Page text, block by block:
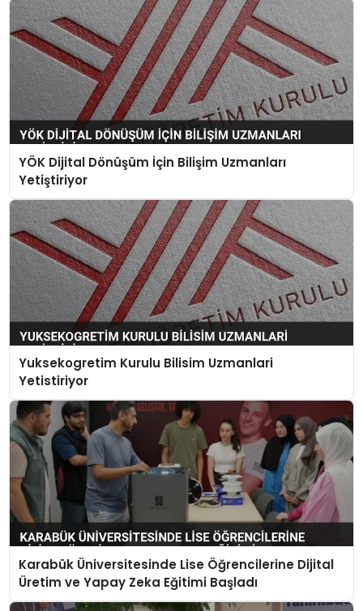
YÖK Dijital Dönüşüm İçin Bilişim Uzmanları
Yetiştiriyor
Yuksekogretim Kurulu Bilisim Uzmanlari
Yetistiriyor
Karabük Üniversitesinde Lise Öğrencilerine Dijital
Üretim ve Yapay Zeka Eğitimi Başladı